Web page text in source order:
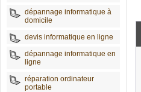
dépannage informatique à
domicile
devis informatique en ligne
dépannage informatique en
ligne
réparation ordinateur
portable